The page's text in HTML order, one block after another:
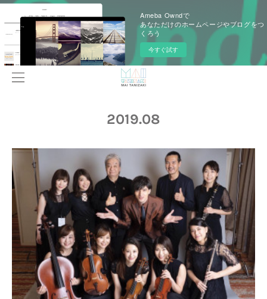
Ameba Owndで
あなただけのホームページやブログをつ
くろう
今すぐ試す
2019.08